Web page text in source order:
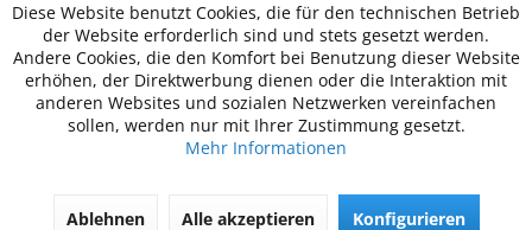
Diese Website benutzt Cookies, die für den technischen Betrieb
der Website erforderlich sind und stets gesetzt werden.
Andere Cookies, die den Komfort bei Benutzung dieser Website
erhöhen, der Direktwerbung dienen oder die Interaktion mit
anderen Websites und sozialen Netzwerken vereinfachen
sollen, werden nur mit Ihrer Zustimmung gesetzt.
Mehr Informationen
Ablehnen Alle akzeptieren Konfigurieren